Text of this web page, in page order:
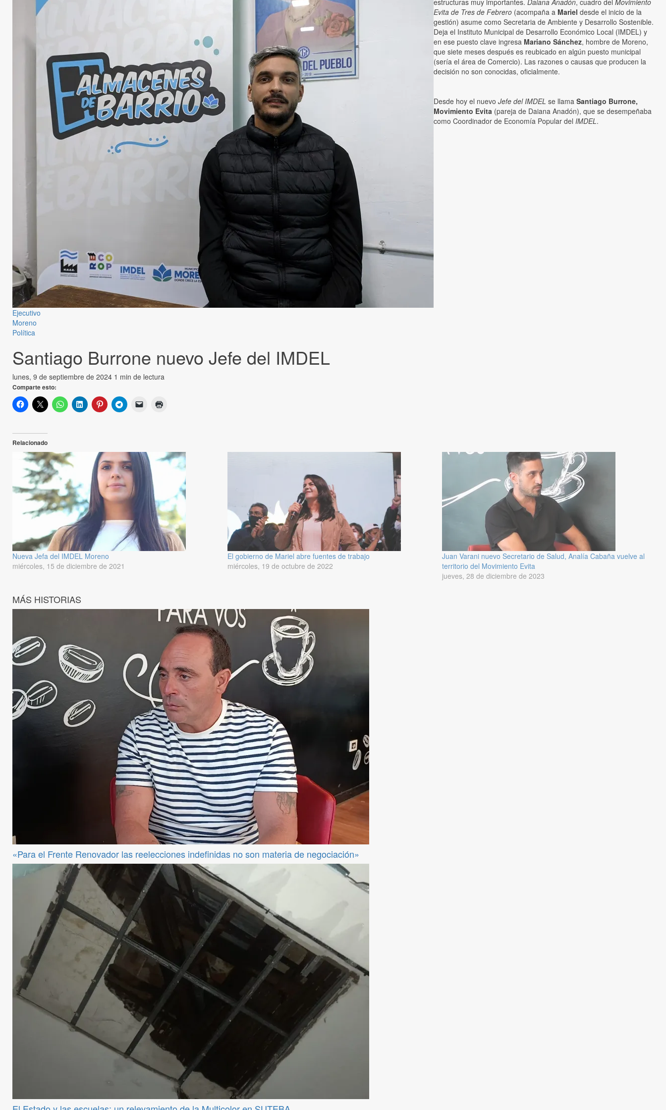
Ejecutivo
Moreno
Política
Santiago Burrone nuevo Jefe del IMDEL
lunes, 9 de septiembre de 2024 1 min de lectura
Comparte esto:
estructuras muy importantes. Daiana Anadón, cuadro del Movimiento
Evita de Tres de Febrero (acompaña a Mariel desde el inicio de la
gestión) asume como Secretaria de Ambiente y Desarrollo Sostenible.
Deja el Instituto Municipal de Desarrollo Económico Local (IMDEL) y
en ese puesto clave ingresa Mariano Sánchez, hombre de Moreno,
que siete meses después es reubicado en algún puesto municipal
(sería el área de Comercio). Las razones o causas que producen la
decisión no son conocidas, oficialmente.
Desde hoy el nuevo Jefe del IMDEL se llama Santiago Burrone,
Movimiento Evita (pareja de Daiana Anadón), que se desempeñaba
como Coordinador de Economía Popular del IMDEL.
Relacionado
Nueva Jefa del IMDEL Moreno
miércoles, 15 de diciembre de 2021
El gobierno de Mariel abre fuentes de trabajo
miércoles, 19 de octubre de 2022
Juan Varani nuevo Secretario de Salud, Analía Cabaña vuelve al
territorio del Movimiento Evita
jueves, 28 de diciembre de 2023
MÁS HISTORIAS
«Para el Frente Renovador las reelecciones indefinidas no son materia de negociación»